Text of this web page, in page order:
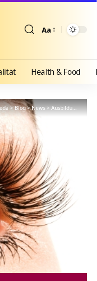
Aa
Health & Food
>Blog>News>Ausbildungen >